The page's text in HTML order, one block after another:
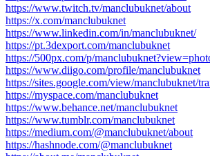
https://www.twitch.tv/manclubuknet/about
https://x.com/manclubuknet
https://www.linkedin.com/in/manclubuknet/
https://pt.3dexport.com/manclubuknet
https://500px.com/p/
https://www.diigo.com/profile/manclubuknet
https://sites.google.com/view/manclubuknet/
https://myspace.com/manclubuknet
https://www.behance.net/manclubuknet
https://www.tumblr.com/manclubuknet
https://medium.com/@manclubuknet/about
https://hashnode.com/@manclubuknet